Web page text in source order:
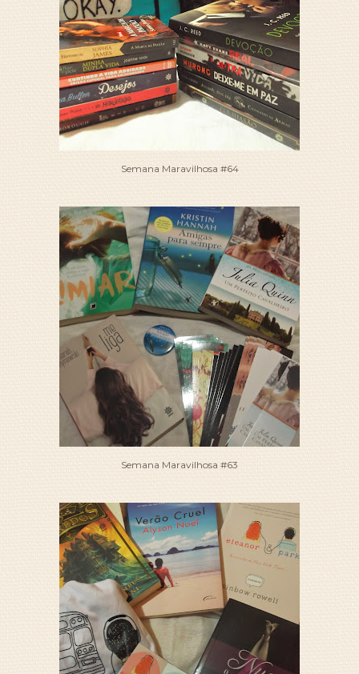
Semana Maravilhosa #64
Semana Maravilhosa #63